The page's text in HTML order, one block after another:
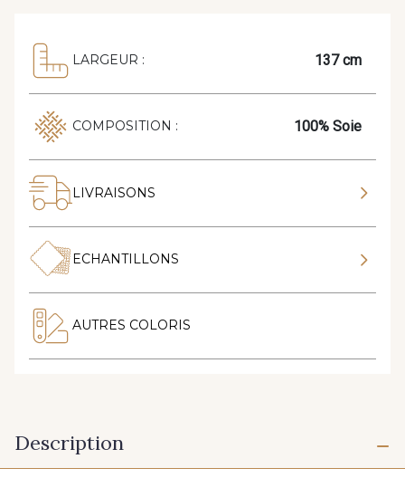
LARGEUR : 137 cm
COMPOSITION : 100% Soie
LIVRAISONS
ECHANTILLONS
AUTRES COLORIS
Description